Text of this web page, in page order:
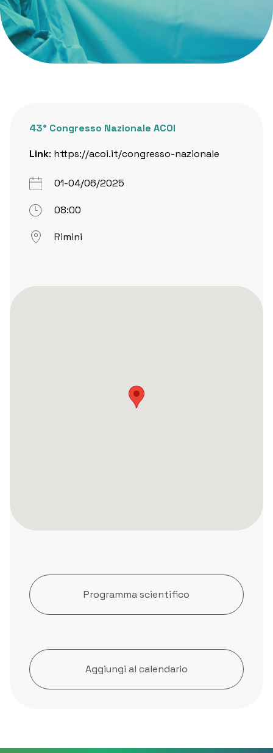
43° Congresso Nazionale ACOI
Link: https://acoi.it/congresso-nazionale
01-04/06/2025
08:00
Rimini
Programma scientifico
Aggiungi al calendario